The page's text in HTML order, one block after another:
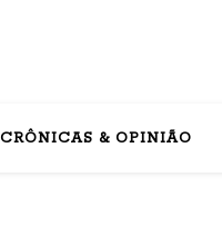
CRÔNICAS & OPINIÃO